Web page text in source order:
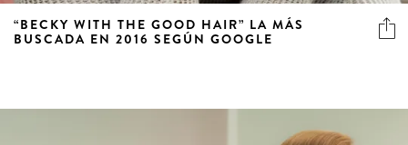
“BECKY WITH THE GOOD HAIR” LA MÁS
BUSCADA EN 2016 SEGÚN GOOGLE